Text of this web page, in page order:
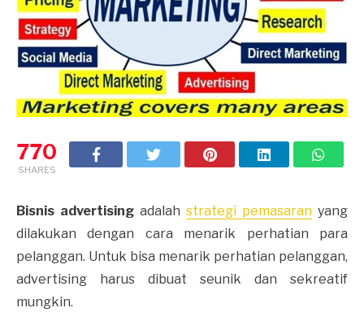
770
SHARES
Bisnis advertising adalah strategi pemasaran yang
dilakukan dengan cara menarik perhatian para
pelanggan. Untuk bisa menarik perhatian pelanggan,
advertising harus dibuat seunik dan sekreatif
mungkin.